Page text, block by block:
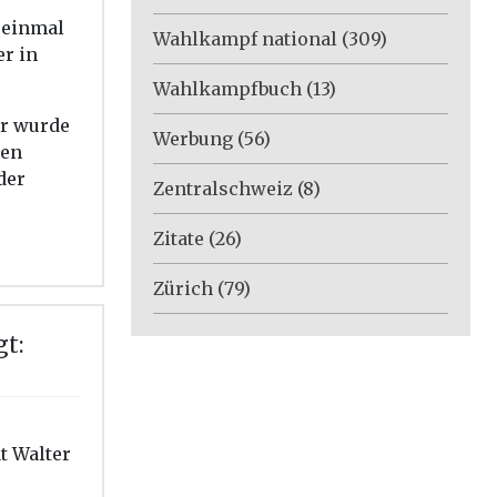
in
wurde
Walter
Wahlkampf national (309)
Wahlkampfbuch (13)
Werbung (56)
Zentralschweiz (8)
Zitate (26)
Zürich (79)